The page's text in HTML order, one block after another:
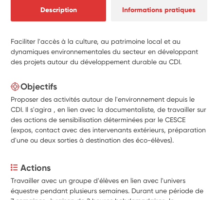
Description Informations pratiques
Faciliter l'accès à la culture, au patrimoine local et au
dynamiques environnementales du secteur en développant
des projets autour du développement durable au CDI.
Objectifs
Proposer des activités autour de l'environnement depuis le
CDI. Il s'agira , en lien avec la documentaliste, de travailler sur
des actions de sensibilisation déterminées par le CESCE
(expos, contact avec des intervenants extérieurs, préparation
d'une ou deux sorties à destination des éco-élèves).
Actions
Travailler avec un groupe d'élèves en lien avec l'univers
équestre pendant plusieurs semaines. Durant une période de